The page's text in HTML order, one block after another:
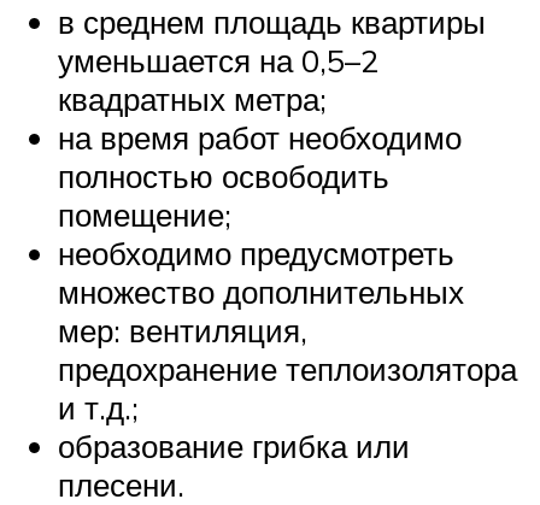
в среднем площадь квартиры
уменьшается на 0,5–2
квадратных метра;
на время работ необходимо
полностью освободить
помещение;
необходимо предусмотреть
множество дополнительных
мер: вентиляция,
предохранение теплоизолятора
и т.д.;
образование грибка или
плесени.